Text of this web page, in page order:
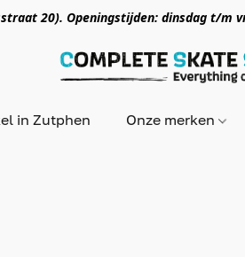
20). Openingstijden: dinsdag t/m
in Zutphen Onze merken